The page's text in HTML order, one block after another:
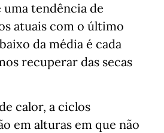
tendência de
atuais com o último
da média é cada
recuperar das secas
calor, a ciclos
em alturas em que não